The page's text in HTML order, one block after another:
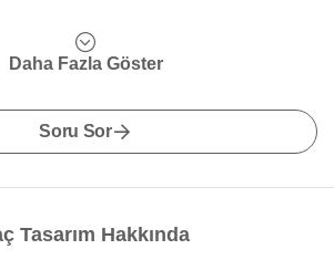
Daha Fazla Göster
Soru Sor
Tasarım Hakkında